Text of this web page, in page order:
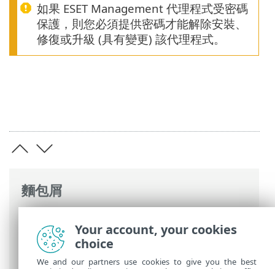
麵包屑
開始使用
>ESET Management 代理程式部
> 代理程式防護
如果 ESET Management 代理程式受密碼
保護，則您必須提供密碼才能解除安裝、
修復或升級 (具有變更) 該代理程式。
Your account, your cookies
choice
We and our partners use cookies to give you the best